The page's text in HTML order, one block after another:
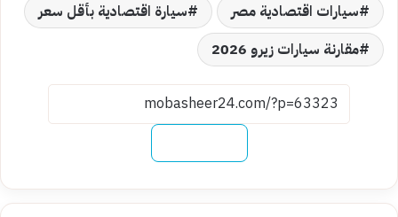
سيارات اقتصادية مصر
سيارة اقتصادية بأقل سعر
مقارنة سيارات زيرو 2026